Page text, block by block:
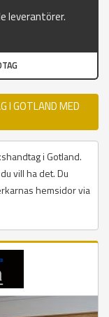
leverantörer.
I GOTLAND MED
i Gotland.
vill ha det. Du
hemsidor via